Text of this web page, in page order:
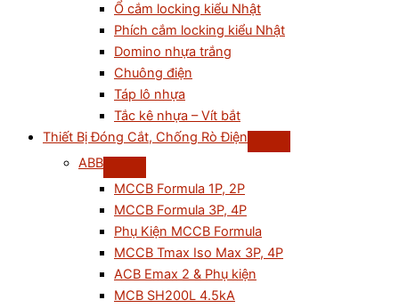
Ổ cắm locking kiểu Nhật
Phích cắm locking kiểu Nhật
Domino nhựa trắng
Chuông điện
Táp lô nhựa
Tắc kê nhựa – Vít bắt
Thiết Bị Đóng Cắt, Chống Rò Điện
ABB
MCCB Formula 1P, 2P
MCCB Formula 3P, 4P
Phụ Kiện MCCB Formula
MCCB Tmax Iso Max 3P, 4P
ACB Emax 2 & Phụ kiện
MCB SH200L 4.5kA